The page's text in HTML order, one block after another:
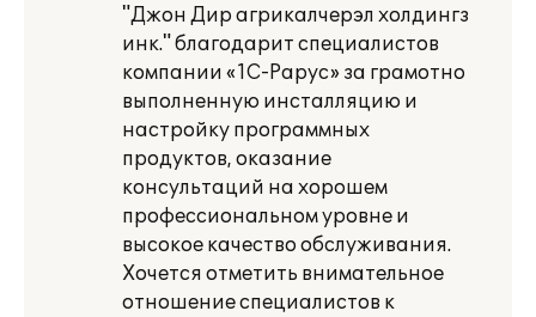
"Джон Дир агрикалчерэл холдингз
инк." благодарит специалистов
компании «1С-Рарус» за грамотно
выполненную инсталляцию и
настройку программных
продуктов, оказание
консультаций на хорошем
профессиональном уровне и
высокое качество обслуживания.
Хочется отметить внимательное
отношение специалистов к